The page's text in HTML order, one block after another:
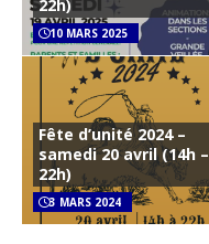
22h)
10 MARS 2025
Fête d’unité 2024 –
samedi 20 avril (14h –
22h)
3 MARS 2024